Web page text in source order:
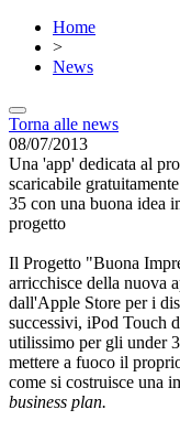
Home
>
News
Torna alle news
08/07/2013
Una 'app' dedicata al
scaricabile
35 con una buona idea
progetto
Il Progetto "Buona
arricchisce della nuova
dall'Apple Store per i
successivi, iPod Touch
utilissimo per gli under
mettere a fuoco il
come si costruisce una
business plan.